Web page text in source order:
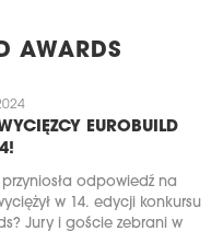
AWARDS
EUROBUILD
odpowiedź na
w 14. edycji konkursu
Jury i goście zebrani w